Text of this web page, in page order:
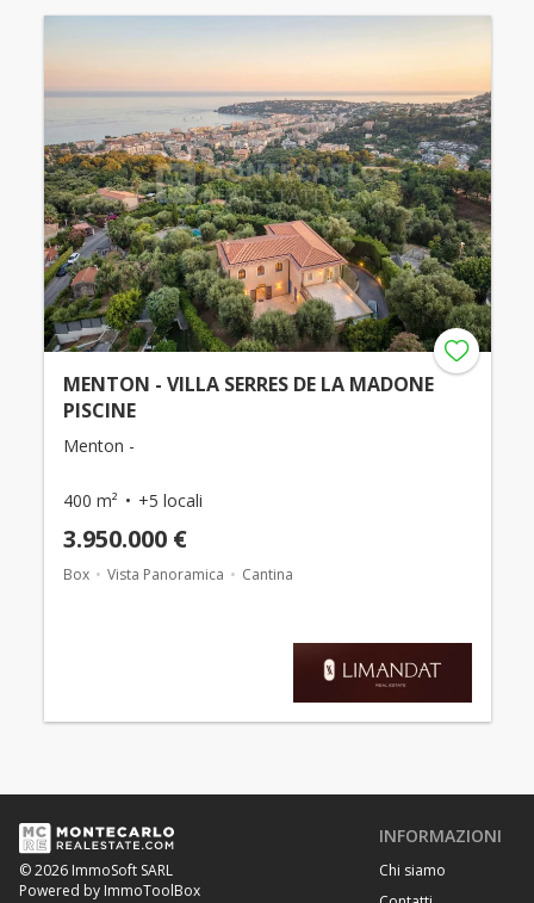
MENTON - VILLA SERRES DE LA MADONE
PISCINE
Menton -
400 m² +5 locali
3.950.000 €
Box Vista Panoramica Cantina
© 2026 ImmoSoft SARL
Powered by ImmoToolBox
INFORMAZIONI
Chi siamo